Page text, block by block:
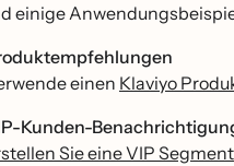
einige
einen Klaviyo
Kunden-
Sie eine VIP Segment